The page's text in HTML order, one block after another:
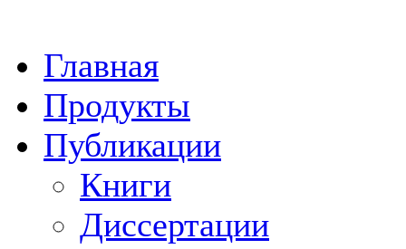
Главная
Продукты
Публикации
Книги
Диссертации